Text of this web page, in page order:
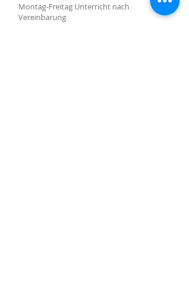
Montag-Freitag Unterricht nach
Vereinbarung